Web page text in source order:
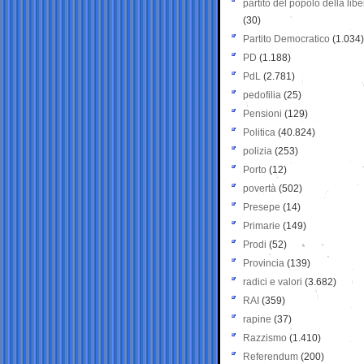
partito del popolo della
(30)
Partito Democratico (1.034)
PD (1.188)
PdL (2.781)
pedofilia (25)
Pensioni (129)
Politica (40.824)
polizia (253)
Porto (12)
povertà (502)
Presepe (14)
Primarie (149)
Prodi (52)
Provincia (139)
radici e valori (3.682)
RAI (359)
rapine (37)
Razzismo (1.410)
Referendum (200)